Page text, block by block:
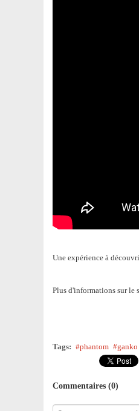
Une expérience à
Plus d'informations sur le
Tags: phantom
Commentaires (0)